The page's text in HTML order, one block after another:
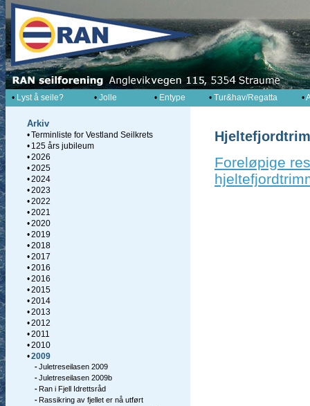
• Lyst å seile? • Jolle • Entype • Tur&hav/Regatta •
Arkiv
•Terminliste for Vestland Seilkrets
• 125 års jubileum
•2026
•2025
•2024
•2023
•2022
•2021
•2020
•2019
•2018
•2017
•2016
•2016
•2015
•2014
•2013
•2012
•2011
•2010
•2009
-Juletreseilasen 2009
-Juletreseilasen 2009b
-Ran i Fjell Idrettsråd
-Rassikring av fjellet er nå utført
Foreløpige